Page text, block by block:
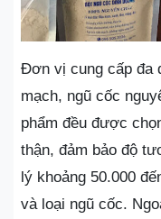
Đơn vị cung cấp đa
mạch, ngũ cốc
phẩm đều được
thận, đảm bảo độ
lý khoảng 50.000
và loại ngũ cốc.